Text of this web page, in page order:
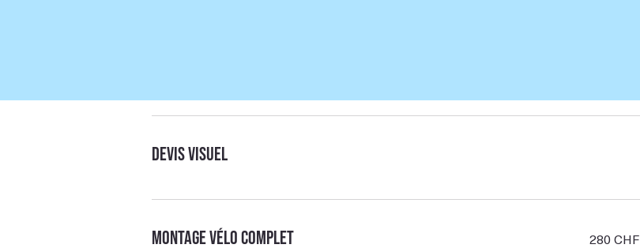
Devis visuel
Montage vélo complet
francs
280 CHF